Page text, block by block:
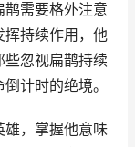
需要格外注意
挥持续作用，他
忽视扁鹊持续
计时的绝境。
雄，掌握他意味